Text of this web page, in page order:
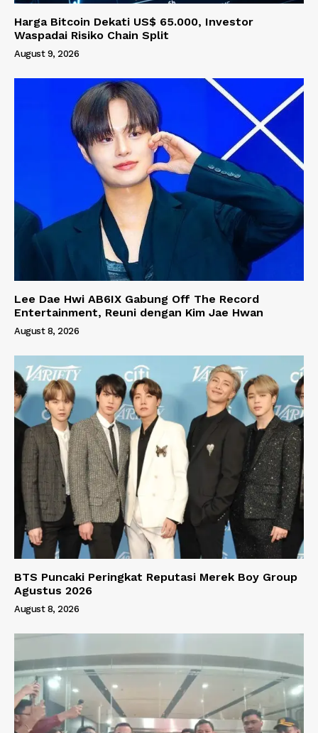
Harga Bitcoin Dekati US$ 65.000, Investor
Waspadai Risiko Chain Split
August 9, 2026
Lee Dae Hwi AB6IX Gabung Off The Record
Entertainment, Reuni dengan Kim Jae Hwan
August 8, 2026
BTS Puncaki Peringkat Reputasi Merek Boy Group
Agustus 2026
August 8, 2026